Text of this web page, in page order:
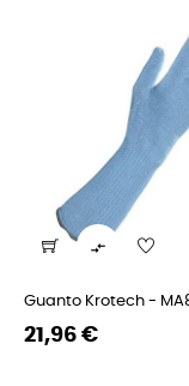

Guanto Krotech -
Prezzo
Prezzo
21,96 €